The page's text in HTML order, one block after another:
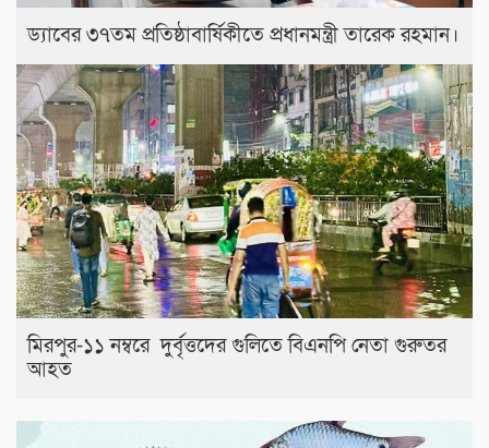
ড্যাবের ৩৭তম প্রতিষ্ঠাবার্ষিকীতে প্রধানমন্ত্রী তারেক রহমান।
মিরপুর-১১ নম্বরে দুর্বৃত্তদের গুলিতে বিএনপি নেতা গুরুতর
আহত